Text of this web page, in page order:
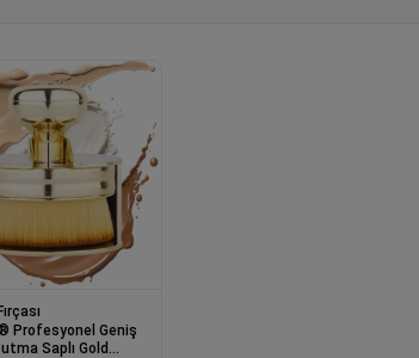
Profesyonel Geniş
Saplı Gold